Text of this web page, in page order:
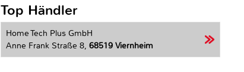
Top Händler
Home Tech Plus GmbH
Anne Frank Straße 8, 68519 Viernheim